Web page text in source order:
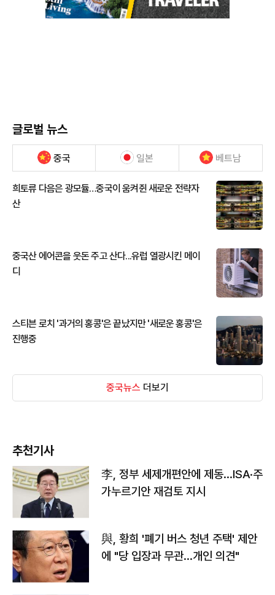
글로벌 뉴스
중국 일본 베트남
희토류 다음은 광모듈…중국이 움켜쥔 새로운 전략자
산
중국산 에어콘을 웃돈 주고 산다...유럽 열광시킨 메이
디
스티븐 로치 '과거의 홍콩'은 끝났지만 '새로운 홍콩'은
진행중
중국뉴스 더보기
추천기사
李, 정부 세제개편안에 제동…ISA·주
가누르기안 재검토 지시
與, 황희 '폐기 버스 청년 주택' 제안
에 "당 입장과 무관…개인 의견"